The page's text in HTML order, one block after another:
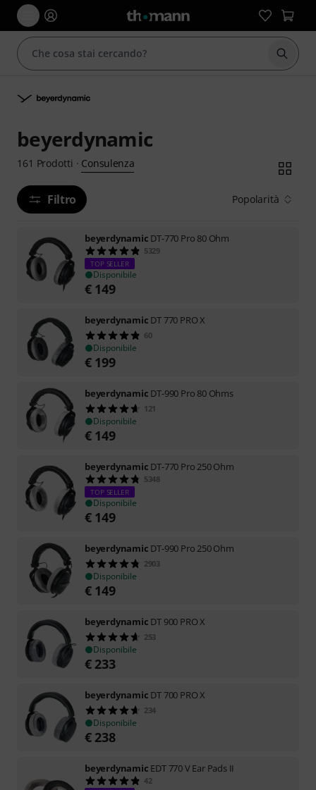
beyerdynamic
161 Prodotti · Consulenza
Filtro Popolarità
beyerdynamic DT-770 Pro 80 Ohm
5329
TOP SELLER
Disponibile
€ 149
beyerdynamic DT 770 PRO X
60
Disponibile
€ 199
beyerdynamic DT-990 Pro 80 Ohms
121
Disponibile
€ 149
beyerdynamic DT-770 Pro 250 Ohm
5348
TOP SELLER
Disponibile
€ 149
beyerdynamic DT-990 Pro 250 Ohm
2903
Disponibile
€ 149
beyerdynamic DT 900 PRO X
253
Disponibile
€ 233
beyerdynamic DT 700 PRO X
234
Disponibile
€ 238
beyerdynamic EDT 770 V Ear Pads II
42